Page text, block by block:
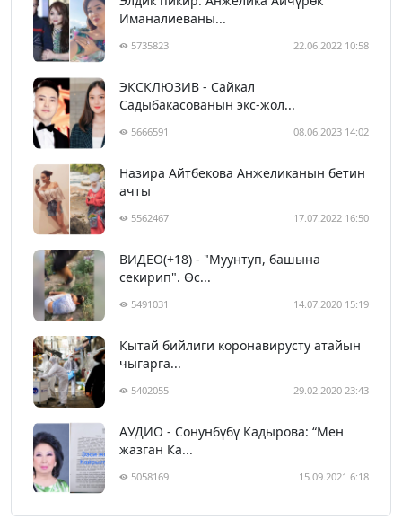
Иманалиеваны...
5735823 22.06.2022 10:58
ЭКСКЛЮЗИВ - Сайкал
Садыбакасованын экс-жол...
5666591 08.06.2023 14:02
Назира Айтбекова Анжеликанын бетин
ачты
5562467 17.07.2022 16:50
ВИДЕО(+18) - "Муунтуп, башына
секирип". Өс...
5491031 14.07.2020 15:19
Кытай бийлиги коронавирусту атайын
чыгарга...
5402055 29.02.2020 23:43
АУДИО - Сонунбүбү Кадырова: “Мен
жазган Ка...
5058169 15.09.2021 6:18